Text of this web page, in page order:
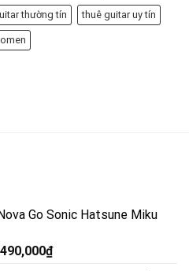
thường tín thuê guitar uy tín
Go Sonic Hatsune Miku
₫